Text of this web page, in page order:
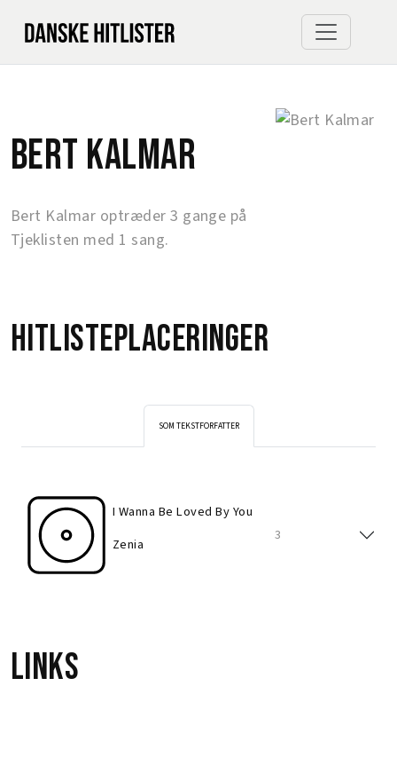
Bert Kalmar
Bert Kalmar optræder 3 gange på
Tjeklisten med 1 sang.
Hitlisteplaceringer
SOM TEKSTFORFATTER
I Wanna Be Loved By You
Zenia
3
Links